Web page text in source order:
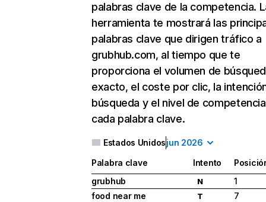
palabras clave de la competencia.
herramienta te mostrará las
palabras clave que dirigen tráfico a
grubhub.com, al tiempo que te
proporciona el volumen de
exacto, el coste por clic, la
búsqueda y el nivel de
cada palabra clave.
Estados Unidosjun 2026
Palabra clave Intento
grubhub
N
1
food near me
T
7